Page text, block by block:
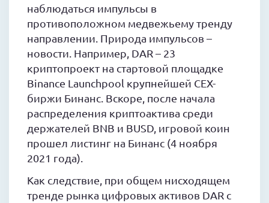
наблюдаться импульсы в
противоположном медвежьему тренду
направлении. Природа импульсов –
новости. Например, DAR – 23
криптопроект на стартовой площадке
Binance Launchpool крупнейшей CEX-
биржи Бинанс. Вскоре, после начала
распределения криптоактива среди
держателей BNB и BUSD, игровой коин
прошел листинг на Бинанс (4 ноября
2021 года).
Как следствие, при общем нисходящем
тренде рынка цифровых активов DAR с